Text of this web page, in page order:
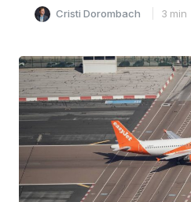
Cristi Dorombach 3 min